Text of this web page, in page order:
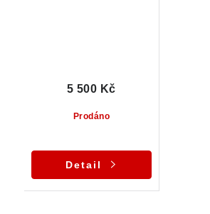
Prodáno
5 500 Kč
Detail